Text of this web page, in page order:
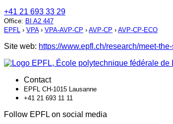
+41 21 693 33 29
Office: BI A2 447
EPFL › VPA› VPA-AVP-CP › AVP-CP › AVP-CP-ECO
Site web: https://www.epfl.ch/research/meet-
Contact
EPFL CH-1015 Lausanne
+41 21 693 11 11
Follow EPFL on social media